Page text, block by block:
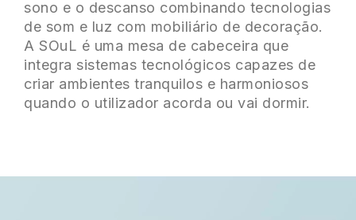
sono e o descanso combinando tecnologias
de som e luz com mobiliário de decoração.
A SOuL é uma mesa de cabeceira que
integra sistemas tecnológicos capazes de
criar ambientes tranquilos e harmoniosos
quando o utilizador acorda ou vai dormir.